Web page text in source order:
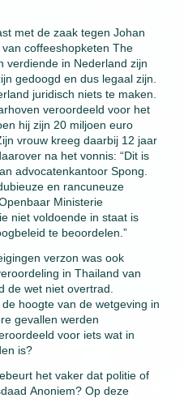
met de zaak tegen Johan
coffeeshopketen The
verdiende in Nederland zijn
gedoogd en dus legaal zijn.
juridisch niets te maken.
veroordeeld voor het
hij zijn 20 miljoen euro
vrouw kreeg daarbij 12 jaar
na het vonnis: “Dit is
advocatenkantoor Spong.
en rancuneuze
Ministerie
niet voldoende in staat is
te beoordelen.”
verzon was ook
in Thailand van
de wet niet overtrad.
hoogte van de wetgeving in
gevallen werden
voor iets wat in
is?
het vaker dat politie of
Anoniem? Op deze